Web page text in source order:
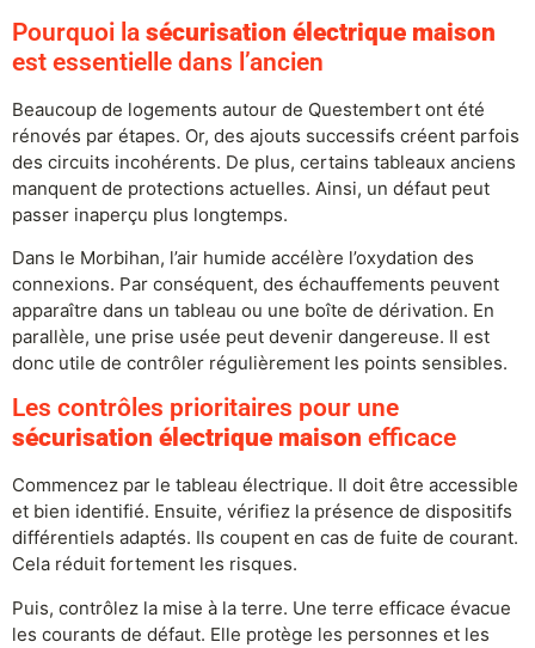
Pourquoi la sécurisation électrique maison
est essentielle dans l’ancien
Beaucoup de logements autour de Questembert ont été
rénovés par étapes. Or, des ajouts successifs créent parfois
des circuits incohérents. De plus, certains tableaux anciens
manquent de protections actuelles. Ainsi, un défaut peut
passer inaperçu plus longtemps.
Dans le Morbihan, l’air humide accélère l’oxydation des
connexions. Par conséquent, des échauffements peuvent
apparaître dans un tableau ou une boîte de dérivation. En
parallèle, une prise usée peut devenir dangereuse. Il est
donc utile de contrôler régulièrement les points sensibles.
Les contrôles prioritaires pour une
sécurisation électrique maison efficace
Commencez par le tableau électrique. Il doit être accessible
et bien identifié. Ensuite, vérifiez la présence de dispositifs
différentiels adaptés. Ils coupent en cas de fuite de courant.
Cela réduit fortement les risques.
Puis, contrôlez la mise à la terre. Une terre efficace évacue
les courants de défaut. Elle protège les personnes et les